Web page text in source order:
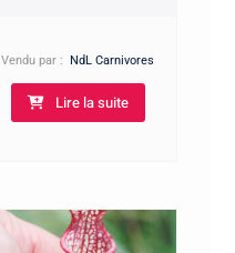
Vendu par : NdL Carnivores
Lire la suite